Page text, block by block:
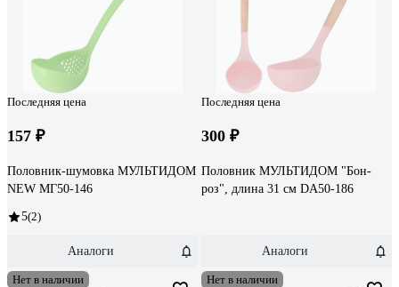
Последняя цена
157 ₽
Половник-шумовка МУЛЬТИДОМ
NEW МГ50-146
5(2)
Аналоги
Последняя цена
300 ₽
Половник МУЛЬТИДОМ "Бон-
роз", длина 31 см DA50-186
Аналоги
Нет в наличии Нет в наличии